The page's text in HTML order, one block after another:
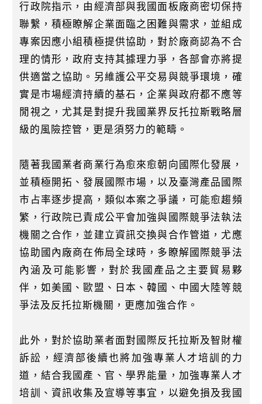
行政院指示，由經濟部與我國面板廠商密切保持
聯繫，積極瞭解企業面臨之困難與需求，並組成
專案因應小組積極提供協助，對於廠商認為不合
理的情形，政府支持其據理力爭，各部會亦將提
供適當之協助。另維護公平交易與競爭環境，確
實是市場經濟持續的基石，企業與政府都不應等
閒視之，尤其是對提升我國業界反托拉斯戰略層
級的風險控管，更是須努力的範疇。
隨著我國業者商業行為愈來愈朝向國際化發展，
並積極開拓、發展國際市場，以及臺灣產品國際
市占率逐步提高，類似本案之爭議，可能愈趨頻
繁，行政院已責成公平會加強與國際競爭法執法
機關之合作，並建立資訊交換與合作管道，尤應
協助國內廠商在佈局全球時，多瞭解國際競爭法
內涵及可能影響，對於我國產品之主要貿易夥
伴，如美國、歐盟、日本、韓國、中國大陸等競
爭法及反托拉斯機關，更應加強合作。
此外，對於協助業者面對國際反托拉斯及智財權
訴訟，經濟部後續也將加強專業人才培訓的力
道，結合我國產、官、學界能量，加強專業人才
培訓、資訊收集及宣導等事宜，以避免損及我國